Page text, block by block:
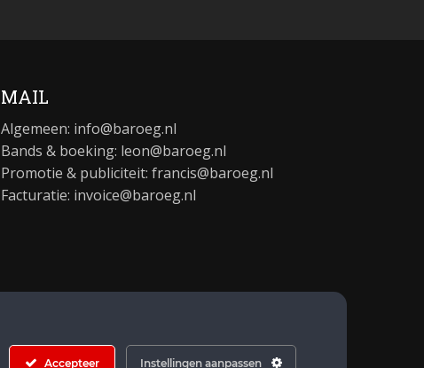
MAIL
Algemeen: info@baroeg.nl
Bands & boeking: leon@baroeg.nl
Promotie & publiciteit: francis@baroeg.nl
Facturatie: invoice@baroeg.nl
Accepteer Instellingen aanpassen